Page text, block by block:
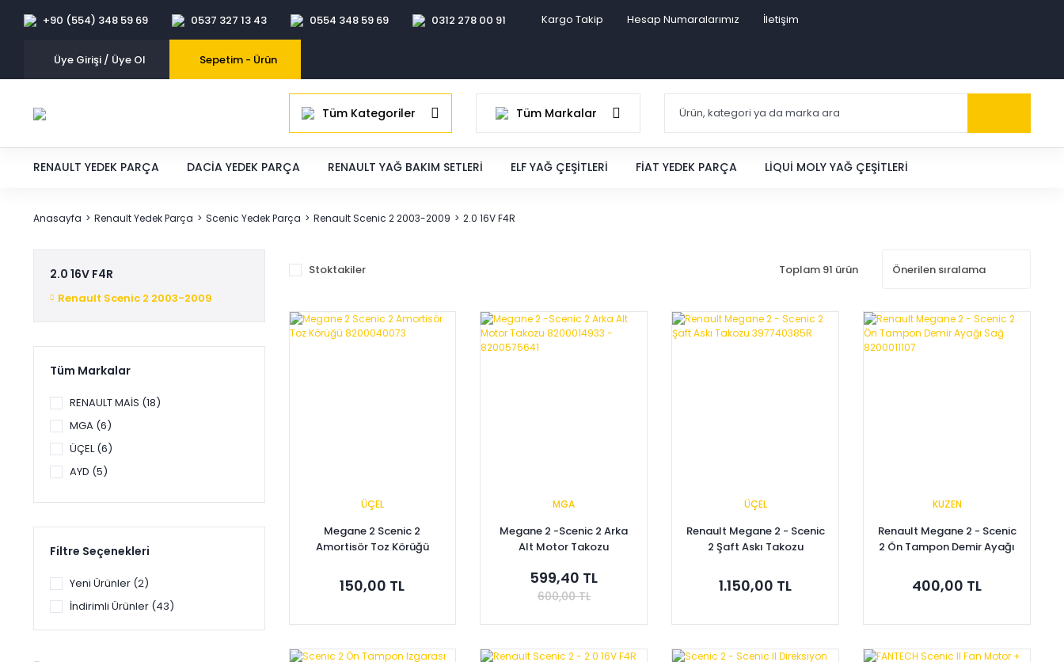
+90 (554) 348 59 69 0537 327 13 43 0554 348 59 69 0312 278 00 91 Kargo Takip Hesap Numaralarımız İletişim
Üye Girişi / Üye Ol Sepetim - Ürün
Tüm Kategoriler Tüm Markalar
RENAULT YEDEK PARÇA DACIA YEDEK PARÇA RENAULT YAĞ BAKIM SETLERI ELF YAĞ ÇEŞITLERI FIAT YEDEK PARÇA LIQUI MOLY YAĞ ÇEŞITLERI
Anasayfa Renault Yedek Parça Scenic Yedek Parça Renault Scenic 2 2003-2009 2.0 16V F4R
2.0 16V F4R
Renault Scenic 2 2003-2009
Tüm Markalar
RENAULT MAİS (18)
MGA (6)
ÜÇEL (6)
AYD (5)
KALE (3)
KAYA PLASTİK (3)
OKSA (3)
ORJİNAL (3)
Filtre Seçenekleri
Yeni Ürünler (2)
İndirimli Ürünler (43)
Stoktakiler Toplam 91 ürün
ÜÇEL
Megane 2 Scenic 2
Amortisör Toz Körüğü
150,00 TL
MGA
Megane 2 -Scenic 2 Arka
Alt Motor Takozu
599,40 TL
600,00 TL
ÜÇEL
Renault Megane 2 - Scenic
2 Şaft Askı Takozu
1.150,00 TL
KUZEN
Renault Megane 2 - Scenic
2 Ön Tampon Demir Ayağı
400,00 TL